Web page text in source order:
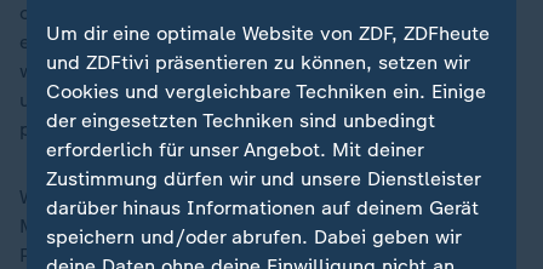
offiziell heißt, hat Schulden von umgerechnet rund
einer Milliarde Euro angehäuft. Im Insolvenzverfahren
will das Unternehmen nun seine Schulden abbauen
und sich "für langfristiges Wachstum und Erfolg
positionieren".
Weight Watcher steht schon länger unter Druck.
Medikamente wie Ozempic oder Wegowy sind ein
Problem für das klassische Diät-Modell der Firma. Der
Um dir eine optimale Website von ZDF, ZDFheute
und ZDFtivi präsentieren zu können, setzen wir
Cookies und vergleichbare Techniken ein. Einige
der eingesetzten Techniken sind unbedingt
erforderlich für unser Angebot. Mit deiner
Zustimmung dürfen wir und unsere Dienstleister
darüber hinaus Informationen auf deinem Gerät
speichern und/oder abrufen. Dabei geben wir